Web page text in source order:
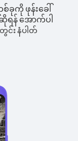
ခုကို ဖုန်းခေါ်
ဆိုရန် အောက်ပါ
င်း နံပါတ်